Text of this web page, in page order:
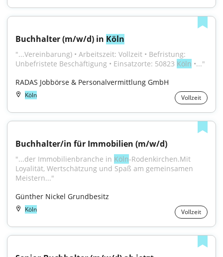
Buchhalter (m/w/d) in Köln
"...Vereinbarung) • Arbeitszeit: Vollzeit • Befristung:
Unbefristete Beschäftigung • Einsatzorte: 50823 Köln •..."
RADAS Jobbörse & Personalvermittlung GmbH
Köln Vollzeit
Buchhalter/in für Immobilien (m/w/d)
"...der Immobilienbranche in Köln-Rodenkirchen.Mit
Loyalität, Wertschätzung und Spaß am gemeinsamen
Meistern..."
Günther Nickel Grundbesitz
Köln Vollzeit